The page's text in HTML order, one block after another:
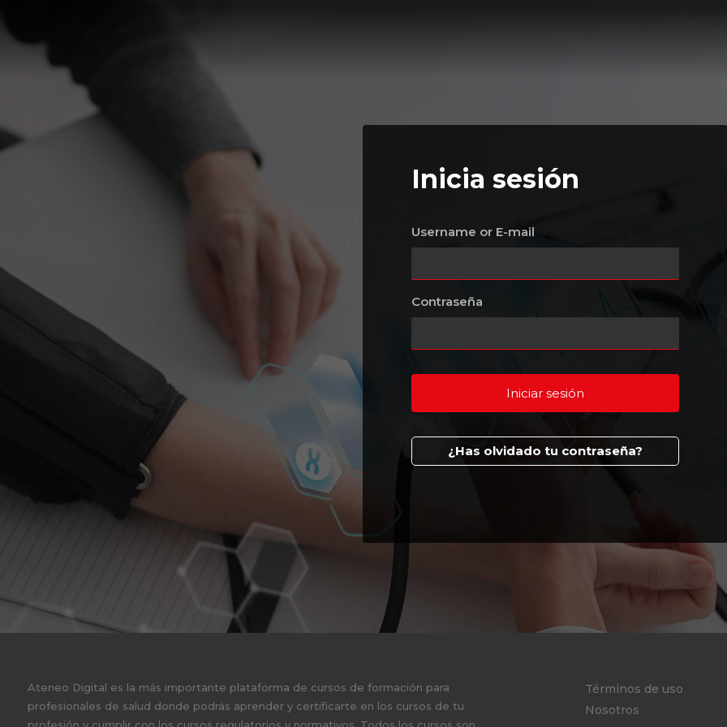
Inicia sesión
Username or E-mail
Contraseña
¿Has olvidado tu contraseña?
Ateneo Digital es la más importante plataforma de cursos de formación para
profesionales de salud donde podrás aprender y certificarte en los cursos de tu
Términos de uso
Nosotros